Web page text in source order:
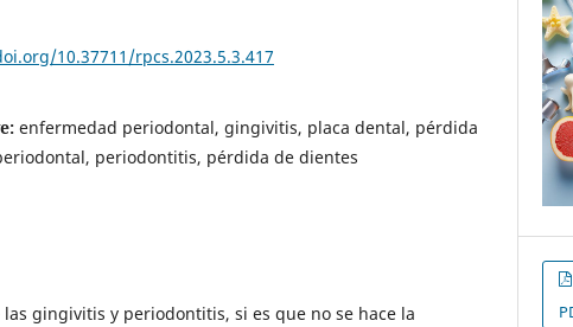
10.37711/rpcs.2023.5.3.417
enfermedad periodontal, gingivitis, placa dental, pérdida
periodontitis, pérdida de dientes
las gingivitis y periodontitis, si es que no se hace la